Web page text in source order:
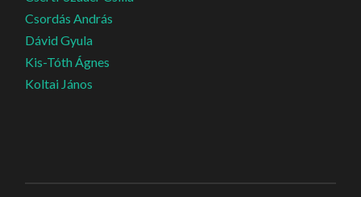
Csordás András
Dávid Gyula
Kis-Tóth Ágnes
Koltai János